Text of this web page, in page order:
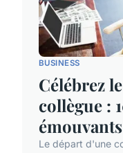
BUSINESS
Célébrez
collègue :
Le départ d'une